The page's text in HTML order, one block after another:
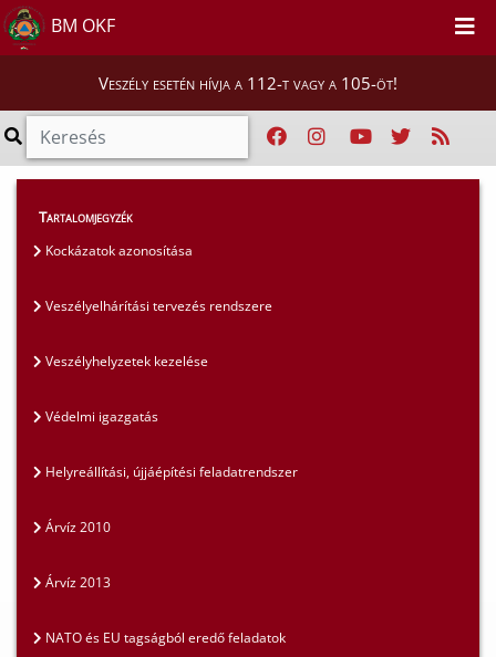
BM OKF
Veszély esetén hívja a 112-t vagy a 105-öt!
Szakmai tájékoztatók
Polgári védelmi szakterület
Tartalomjegyzék
Kockázatok azonosítása
Veszélyelhárítási tervezés rendszere
Veszélyhelyzetek kezelése
Védelmi igazgatás
Helyreállítási, újjáépítési feladatrendszer
Árvíz 2010
Árvíz 2013
NATO és EU tagságból eredő feladatok